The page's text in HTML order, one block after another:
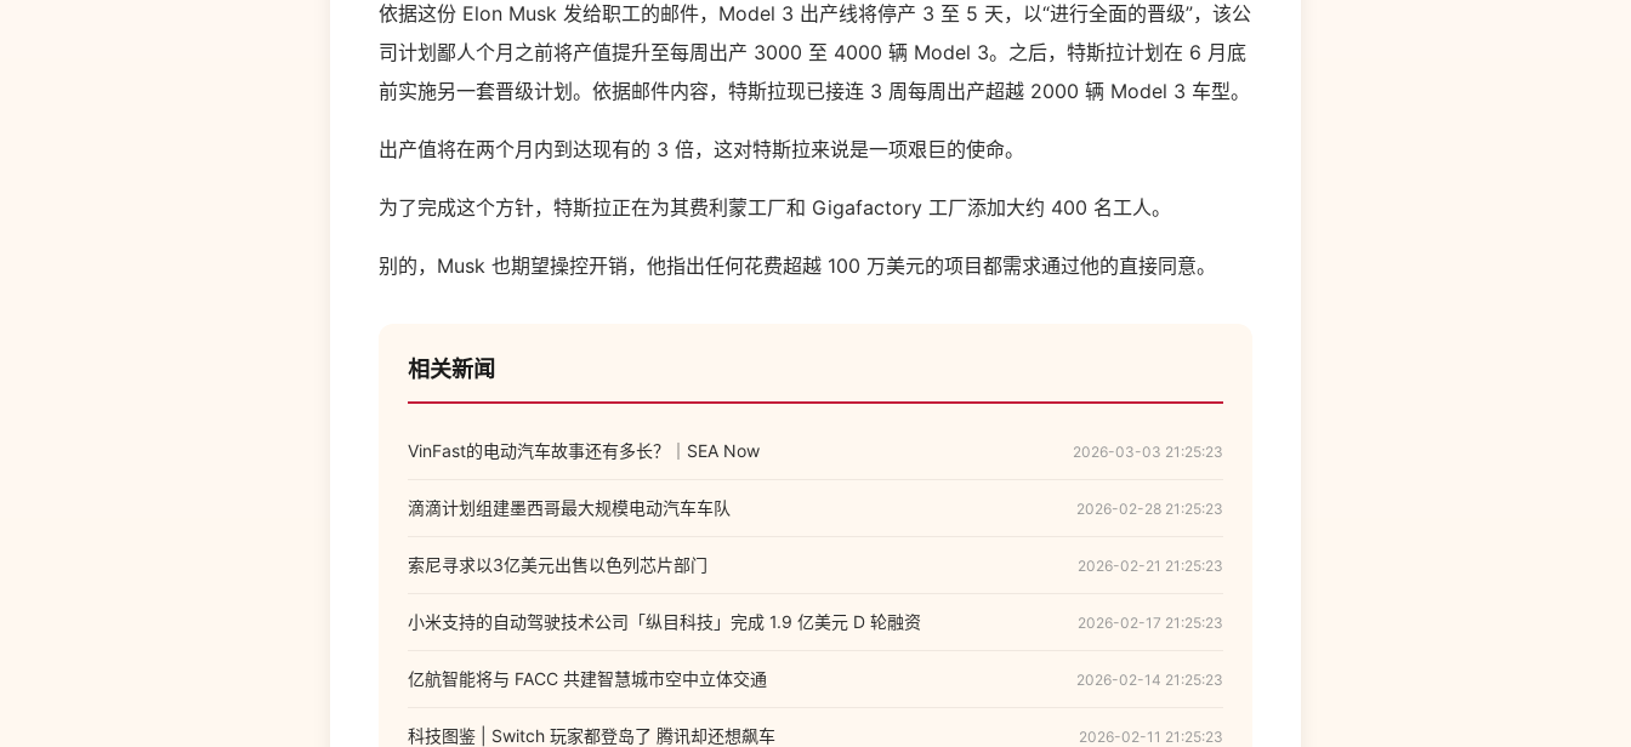
依据这份 Elon Musk 发给职工的邮件，Model 3 出产线将停产 3 至 5 天，以“进行全面的晋级”，该公
司计划鄙人个月之前将产值提升至每周出产 3000 至 4000 辆 Model 3。之后，特斯拉计划在 6 月底
前实施另一套晋级计划。依据邮件内容，特斯拉现已接连 3 周每周出产超越 2000 辆 Model 3 车型。
出产值将在两个月内到达现有的 3 倍，这对特斯拉来说是一项艰巨的使命。
为了完成这个方针，特斯拉正在为其费利蒙工厂和 Gigafactory 工厂添加大约 400 名工人。
别的，Musk 也期望操控开销，他指出任何花费超越 100 万美元的项目都需求通过他的直接同意。
相关新闻
VinFast的电动汽车故事还有多长？｜SEA Now 2026-03-03 21:25:23
滴滴计划组建墨西哥最大规模电动汽车车队 2026-02-28 21:25:23
索尼寻求以3亿美元出售以色列芯片部门 2026-02-21 21:25:23
小米支持的自动驾驶技术公司「纵目科技」完成 1.9 亿美元 D 轮融资 2026-02-17 21:25:23
亿航智能将与 FACC 共建智慧城市空中立体交通 2026-02-14 21:25:23
科技图鉴 | Switch 玩家都登岛了 腾讯却还想飙车 2026-02-11 21:25:23